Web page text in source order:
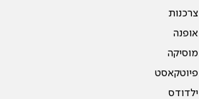
צרכנות
אופנה
מוסיקה
פיוטקאסט
ילדודס